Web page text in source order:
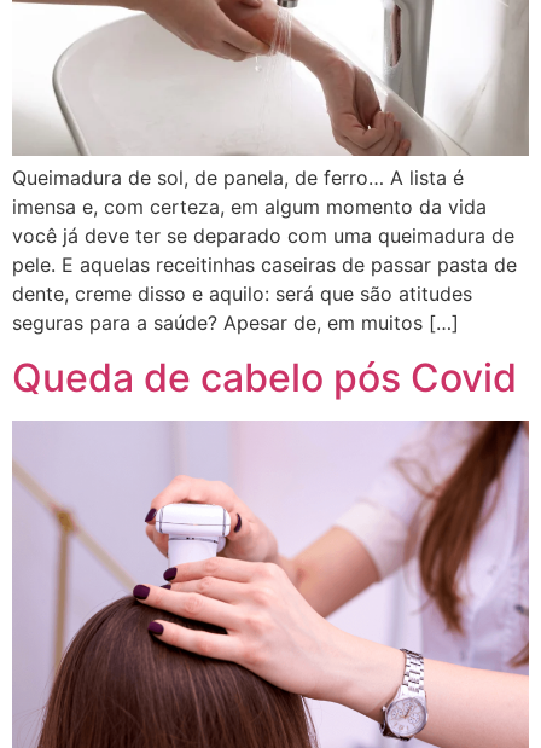
Queimadura de sol, de panela, de ferro… A lista é
imensa e, com certeza, em algum momento da vida
você já deve ter se deparado com uma queimadura de
pele. E aquelas receitinhas caseiras de passar pasta de
dente, creme disso e aquilo: será que são atitudes
seguras para a saúde? Apesar de, em muitos […]
Queda de cabelo pós Covid